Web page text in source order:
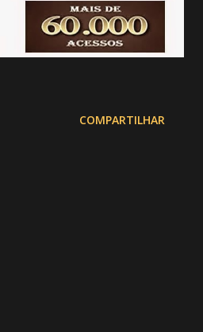
COMPARTILHAR